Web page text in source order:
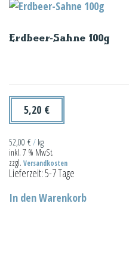
Erdbeer-Sahne 100g
5,20 €
52,00 €/ kg
inkl. 7 % MwSt.
zzgl. Versandkosten
Lieferzeit:5-7 Tage
In den Warenkorb